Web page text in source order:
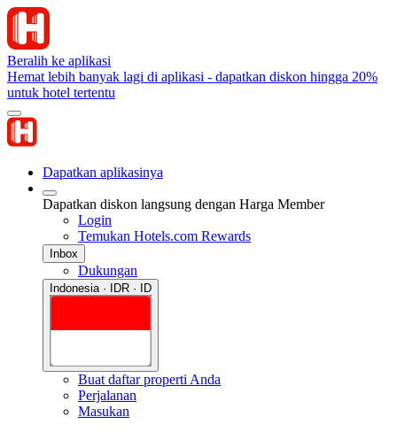
Beralih ke aplikasi
Hemat lebih banyak lagi di aplikasi - dapatkan diskon hingga 20%
untuk hotel tertentu
Dapatkan aplikasinya
Dapatkan diskon langsung dengan Harga Member
Login
Temukan Hotels.com Rewards
Inbox
Dukungan
Indonesia · IDR · ID
Buat daftar properti Anda
Perjalanan
Masukan